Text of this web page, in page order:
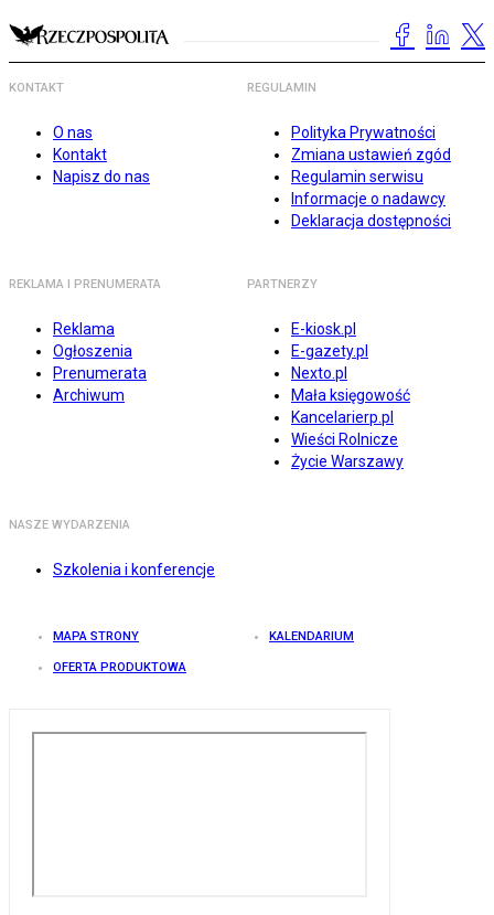
KONTAKT
O nas
Kontakt
Napisz do nas
REGULAMIN
Polityka Prywatności
Zmiana ustawień zgód
Regulamin serwisu
Informacje o nadawcy
Deklaracja dostępności
REKLAMA I PRENUMERATA
Reklama
Ogłoszenia
Prenumerata
Archiwum
PARTNERZY
E-kiosk.pl
E-gazety.pl
Nexto.pl
Mała księgowość
Kancelarierp.pl
Wieści Rolnicze
Życie Warszawy
NASZE WYDARZENIA
Szkolenia i konferencje
MAPA STRONY KALENDARIUM
OFERTA PRODUKTOWA